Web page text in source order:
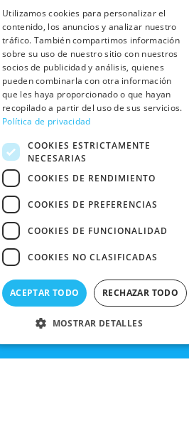
m
TRABAJA
CON
NOSOTROS
NUESTRAS
TIENDAS
BLACK
FRIDAY
EN TIENDA
DEVOLUCIONES
Y CAMBIOS
CANCELAR
PEDIDO
POLÍTICA DE
PRIVACIDAD
CONDICIONES
DE COMPRA
Utilizamos cookies para personalizar el
contenido, los anuncios y analizar nuestro
tráfico. También compartimos información
sobre su uso de nuestro sitio con nuestros
socios de publicidad y análisis, quienes
pueden combinarla con otra información
que les haya proporcionado o que hayan
recopilado a partir del uso de sus servicios.
Política de privacidad
COOKIES ESTRICTAMENTE
NECESARIAS
COOKIES DE RENDIMIENTO
COOKIES DE PREFERENCIAS
COOKIES DE FUNCIONALIDAD
COOKIES NO CLASIFICADAS
ACEPTAR TODO RECHAZAR TODO
MOSTRAR DETALLES